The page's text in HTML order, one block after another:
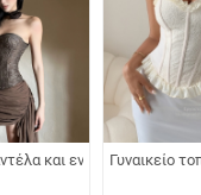
ριγέ/καρό μοτίβο
χωρίς τιράντες, με
και ενίσχυσηΓυναικείο